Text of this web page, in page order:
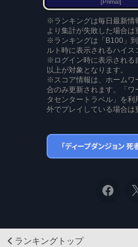
[Primal]
※ランキングは毎日最新情
より集計が失敗した場合は
※ランキングは「B100」
ルト時に表示されるハイス
※ログイン時に表示される
以上が対象となります。
※スコア情報は、ホームワ
合のみ更新されます。「ワ
タセンタートラベル」を
外でプレイしている場合は
ランキングトップ